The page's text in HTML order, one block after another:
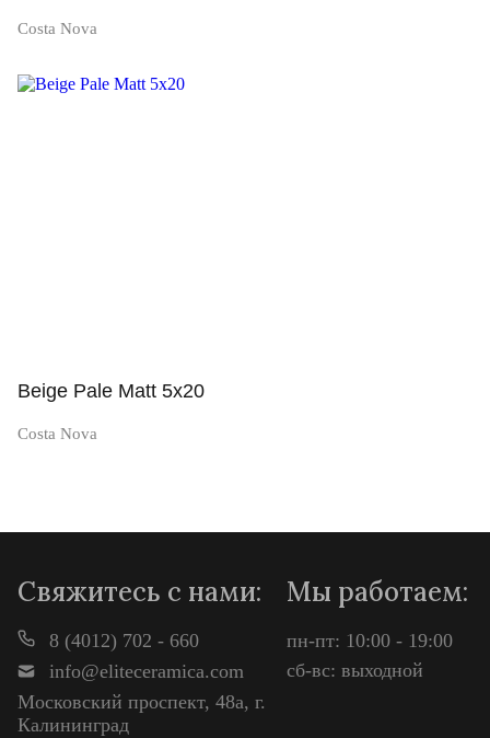
Costa Nova
Просмотр
Beige Pale Matt 5x20
Costa Nova
Свяжитесь с нами:
8 (4012) 702 - 660
info@eliteceramica.com
Московский проспект, 48а, г.
Калининград
Мы работаем:
пн-пт: 10:00 - 19:00
сб-вс: выходной